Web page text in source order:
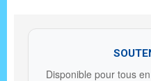
Disponible pour tous